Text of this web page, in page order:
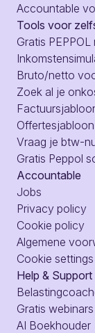
Accountable
Tools voor
Gratis
Bruto/netto
Zoek al je
Offertesjabloon
Vraag je btw-
Gratis Peppol
Accountable
Jobs
Privacy policy
Cookie policy
Algemene
Cookie settings
Help & Support
Gratis webinars
AI Boekhouder